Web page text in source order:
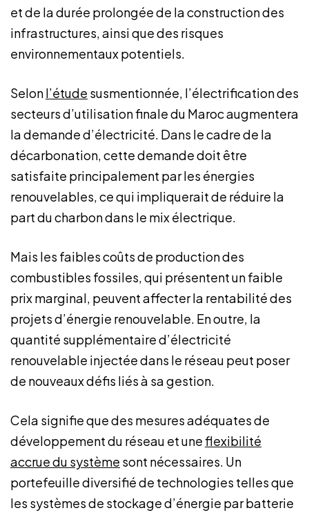
et de la durée prolongée de la construction des
infrastructures, ainsi que des risques
environnementaux potentiels.
Selonl’étude susmentionnée, l’électrification des
secteurs d’utilisation finale du Maroc augmentera
la demande d’électricité. Dans le cadre de la
décarbonation, cette demande doit être
satisfaite principalement par les énergies
renouvelables, ce qui impliquerait de réduire la
part du charbon dans le mix électrique.
Mais les faibles coûts de production des
combustibles fossiles, qui présentent un faible
prix marginal, peuvent affecter la rentabilité des
projets d’énergie renouvelable. En outre, la
quantité supplémentaire d’électricité
renouvelable injectée dans le réseau peut poser
de nouveaux défis liés à sa gestion.
Cela signifie que des mesures adéquates de
développement du réseau et uneflexibilité
accrue du système sont nécessaires. Un
portefeuille diversifié de technologies telles que
les systèmes de stockage d’énergie par batterie